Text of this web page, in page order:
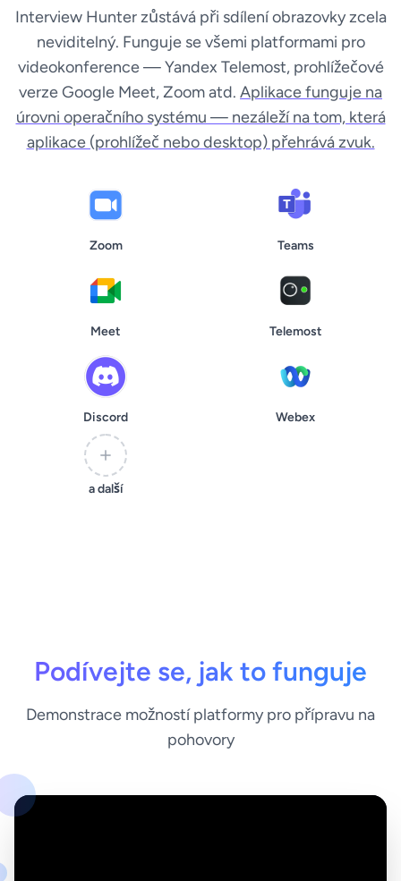
Interview Hunter zůstává při sdílení obrazovky zcela
neviditelný. Funguje se všemi platformami pro
videokonference — Yandex Telemost, prohlížečové
verze Google Meet, Zoom atd. Aplikace funguje na
úrovni operačního systému — nezáleží na tom, která
aplikace (prohlížeč nebo desktop) přehrává zvuk.
Zoom Teams
Meet Telemost
Discord Webex
a další
Podívejte se, jak to funguje
Demonstrace možností platformy pro přípravu na
pohovory